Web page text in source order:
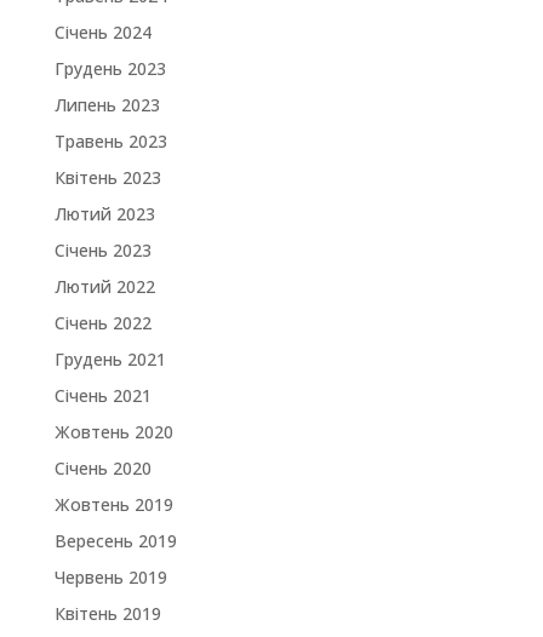
Січень 2024
Грудень 2023
Липень 2023
Травень 2023
Квітень 2023
Лютий 2023
Січень 2023
Лютий 2022
Січень 2022
Грудень 2021
Січень 2021
Жовтень 2020
Січень 2020
Жовтень 2019
Вересень 2019
Червень 2019
Квітень 2019